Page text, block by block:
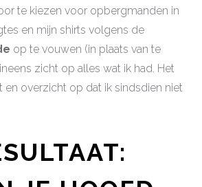
te kiezen voor opbergmanden in
en mijn shirts volgens de
op te vouwen (in plaats van te
zicht op alles wat ik had. Het
en overzicht op dat ik sindsdien niet